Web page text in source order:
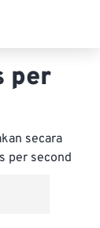
per
secara
per second